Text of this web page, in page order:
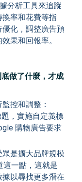
分析工具來追蹤
換率和花費等指
化，調整廣告預
果和回報率。
做了什麼，才成
控和調整：
，實施自定義標
購物廣告要求
是擴大品牌規模
這一點，這就是
以尋找更多潛在